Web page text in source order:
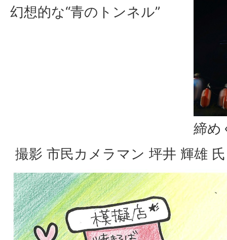
幻想的な“青のトンネル”
締め
撮影 市民カメラマン 坪井 輝雄 氏